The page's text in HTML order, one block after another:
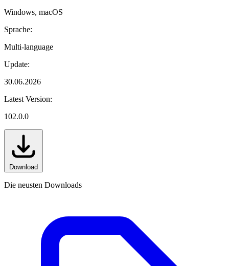
Windows, macOS
Sprache:
Multi-language
Update:
30.06.2026
Latest Version:
102.0.0
Download
Die neusten Downloads